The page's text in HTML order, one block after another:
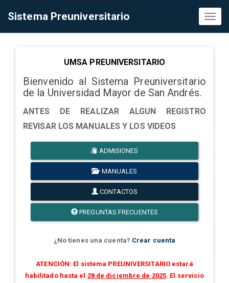
Sistema Preuniversitario
UMSA PREUNIVERSITARIO
Bienvenido al Sistema Preuniversitario
de la Universidad Mayor de San Andrés.
ANTES DE REALIZAR ALGUN REGISTRO
REVISAR LOS MANUALES Y LOS VIDEOS
ADMISIONES
MANUALES
CONTACTOS
PREGUNTAS FRECUENTES
¿No tienes una cuenta? Crear cuenta
ATENCIÓN: El sistema PREUNIVERSITARIO estará
habilitado hasta el 28 de diciembre de 2025. El servicio